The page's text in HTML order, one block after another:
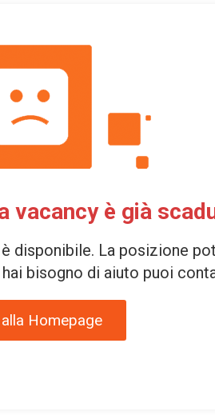
vacancy è già
disponibile. La posizione
bisogno di aiuto puoi
Homepage